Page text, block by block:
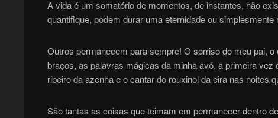
A vida é um somatório de momentos, de instantes, não
quantifique, podem durar uma eternidade ou
Outros permanecem para sempre! O sorriso do meu pai,
braços, as palavras mágicas da minha avó, a primeira
ribeiro da azenha e o cantar do rouxinol da eira nas noites
São tantas as coisas que teimam em permanecer dentro